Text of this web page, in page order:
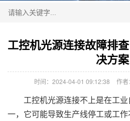
工控机光源连接故障排
决方案
时间：2024-04-01 09:12:38 作者
工控机光源连接不上是在工业
一，它可能导致生产线停工或工